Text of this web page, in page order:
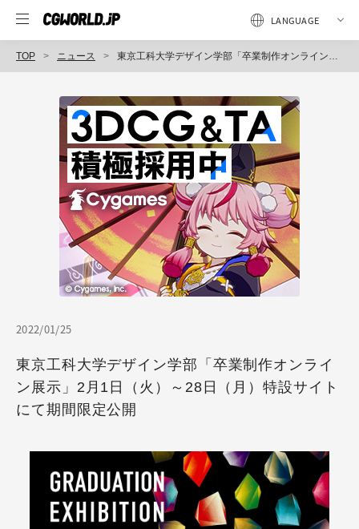
TOP ニュース 東京工科大学デザイン学部「卒業制作オンライン展示」2月1日（火）～28日（月）特設サイトにて期間限定公開
2022/01/25
東京工科大学デザイン学部「卒業制作オンライ
ン展示」2月1日（火）～28日（月）特設サイト
にて期間限定公開